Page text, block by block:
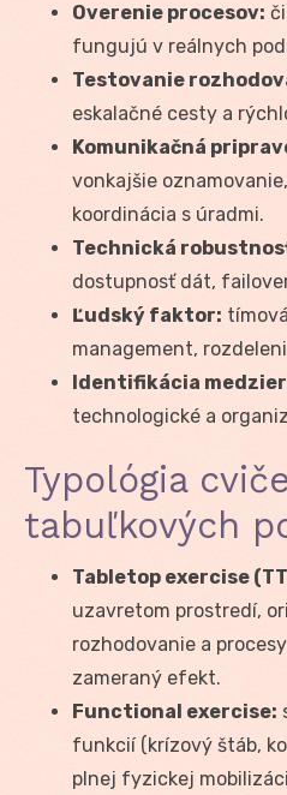
Overenie procesov:
fungujú v reálnych
Testovanie
eskalačné cesty a
Komunikačná
vonkajšie
koordinácia s úradmi.
Technická
dostupnosť dát,
Ľudský faktor:
management,
Identifikácia
technologické a
Typológia
tabuľkových
Tabletop exercise
uzavretom prostredí,
rozhodovanie a
zameraný efekt.
Functional exercise:
funkcií (krízový štáb,
plnej fyzickej